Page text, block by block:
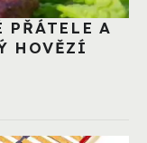
PŘÁTELE A
HOVĚZÍ